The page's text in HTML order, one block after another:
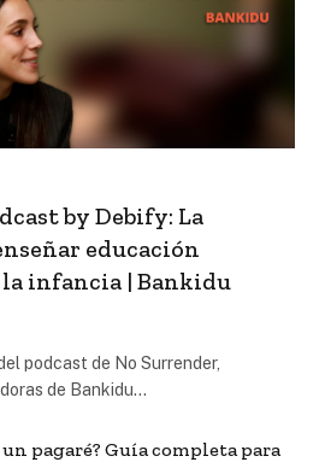
by Debify: La
educación
infancia | Bankidu
podcast de No Surrender,
de Bankidu…
un pagaré? Guía completa para